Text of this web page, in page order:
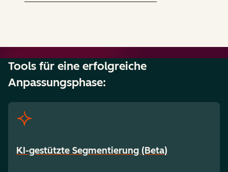
Tools für eine erfolgreiche
Anpassungsphase:
KI-gestützte Segmentierung (Beta)